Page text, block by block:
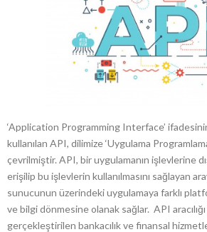
‘Application Programming Interface’
kullanılan API, dilimize ‘Uygulama
çevrilmiştir. API, bir uygulamanın işlevlerine
erişilip bu işlevlerin kullanılmasını sağlayan
sunucunun üzerindeki uygulamaya farklı
ve bilgi dönmesine olanak sağlar. API
gerçekleştirilen bankacılık ve finansal